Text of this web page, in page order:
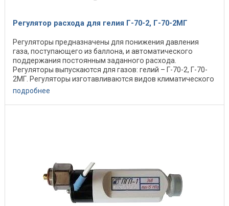
Регулятор расхода для гелия Г-70-2, Г-70-2МГ
Регуляторы предназначены для понижения давления
газа, поступающего из баллона, и автоматического
поддержания постоянным заданного расхода.
Регуляторы выпускаются для газов: гелий – Г-70-2, Г-70-
2МГ. Регуляторы изготавливаются видов климатического
...
подробнее